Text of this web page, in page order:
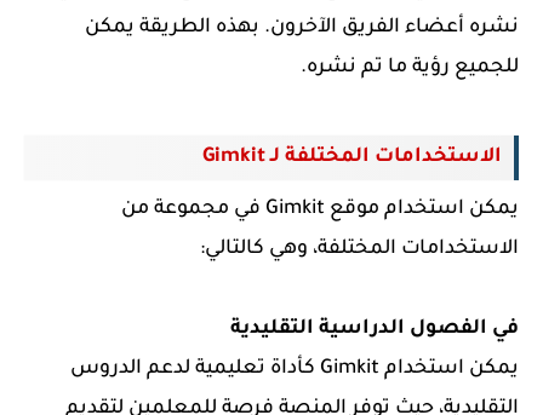
نشره أعضاء الفريق الآخرون. بهذه الطريقة يمكن
للجميع رؤية ما تم نشره.
الاستخدامات المختلفة لـ Gimkit
يمكن استخدام موقع Gimkit في مجموعة من
الاستخدامات المختلفة، وهي كالتالي:
في الفصول الدراسية التقليدية
يمكن استخدام Gimkit كأداة تعليمية لدعم الدروس
التقليدية، حيث توفر المنصة فرصة للمعلمين لتقديم